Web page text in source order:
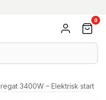
0
3400W – Elektrisk start